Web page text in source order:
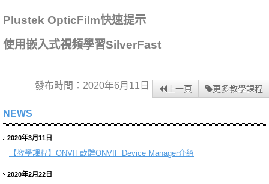
Plustek OpticFilm快速提示
使用嵌入式視頻學習SilverFast
發布時間：2020年6月11日 上一頁 更多教學課程
NEWS
2020年3月11日
【教學課程】 ONVIF軟體ONVIF Device Manager介紹
2020年2月22日